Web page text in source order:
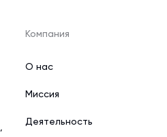
Компания
О нас
Миссия
Деятельность